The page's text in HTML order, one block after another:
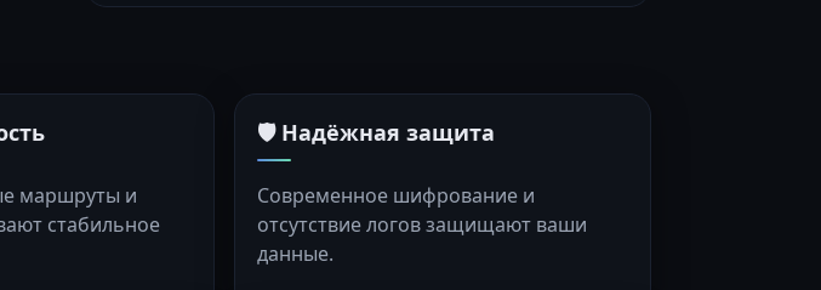
маршруты и
стабильное
🛡️ Надёжная защита
Современное шифрование и
отсутствие логов защищают ваши
данные.